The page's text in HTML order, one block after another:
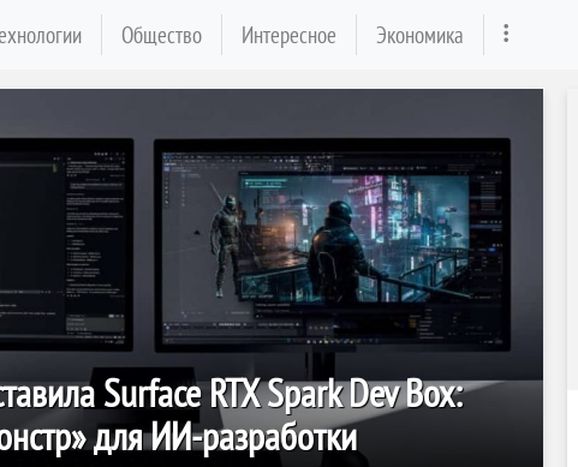
Общество Интересное Экономика
Surface RTX Spark Dev Box:
для ИИ-разработки